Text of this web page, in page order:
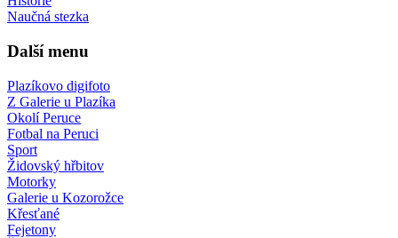
Naučná stezka
Další menu
Plazíkovo digifoto
Z Galerie u Plazíka
Okolí Peruce
Fotbal na Peruci
Sport
Židovský hřbitov
Motorky
Galerie u Kozorožce
Křesťané
Fejetony